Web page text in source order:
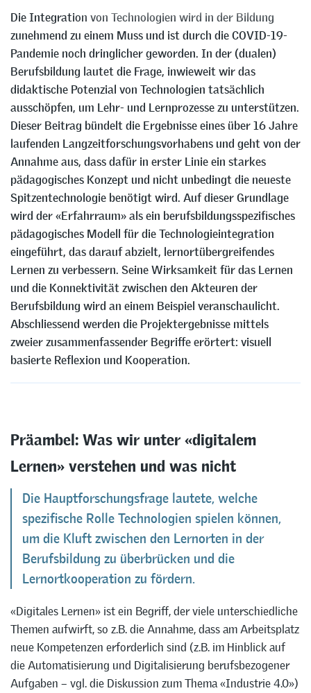
Die Integration von Technologien wird in der Bildung
zunehmend zu einem Muss und ist durch die COVID-19-
Pandemie noch dringlicher geworden. In der (dualen)
Berufsbildung lautet die Frage, inwieweit wir das
didaktische Potenzial von Technologien tatsächlich
ausschöpfen, um Lehr- und Lernprozesse zu unterstützen.
Dieser Beitrag bündelt die Ergebnisse eines über 16 Jahre
laufenden Langzeitforschungsvorhabens und geht von der
Annahme aus, dass dafür in erster Linie ein starkes
pädagogisches Konzept und nicht unbedingt die neueste
Spitzentechnologie benötigt wird. Auf dieser Grundlage
wird der «Erfahrraum» als ein berufsbildungsspezifisches
pädagogisches Modell für die Technologieintegration
eingeführt, das darauf abzielt, lernortübergreifendes
Lernen zu verbessern. Seine Wirksamkeit für das Lernen
und die Konnektivität zwischen den Akteuren der
Berufsbildung wird an einem Beispiel veranschaulicht.
Abschliessend werden die Projektergebnisse mittels
zweier zusammenfassender Begriffe erörtert: visuell
basierte Reflexion und Kooperation.
Präambel: Was wir unter «digitalem
Lernen» verstehen und was nicht
Die Hauptforschungsfrage lautete, welche
spezifische Rolle Technologien spielen können,
um die Kluft zwischen den Lernorten in der
Berufsbildung zu überbrücken und die
Lernortkooperation zu fördern.
«Digitales Lernen» ist ein Begriff, der viele unterschiedliche
Themen aufwirft, so z.B. die Annahme, dass am Arbeitsplatz
neue Kompetenzen erforderlich sind (z.B. im Hinblick auf
die Automatisierung und Digitalisierung berufsbezogener
Aufgaben – vgl. die Diskussion zum Thema «Industrie 4.0»)